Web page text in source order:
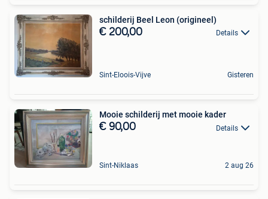
schilderij Beel Leon (origineel)
€ 200,00 Details
Sint-Eloois-Vijve Gisteren
Mooie schilderij met mooie kader
€ 90,00 Details
Sint-Niklaas 2 aug 26